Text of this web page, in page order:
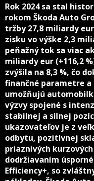
Rok 2024 sa stal
rokom Škoda Auto
tržby 27,8 miliardy
zisku vo výške 2,3
peňažný tok sa viac
miliardy eur (+116,2
zvýšila na 8,3 %, čo
finančné parametre
umožňujú
výzvy spojené s
stabilnej a silnej
ukazovateľov je z
odbytu, pozitívnej
priaznivých
dodržiavaním
Efficiency+, so